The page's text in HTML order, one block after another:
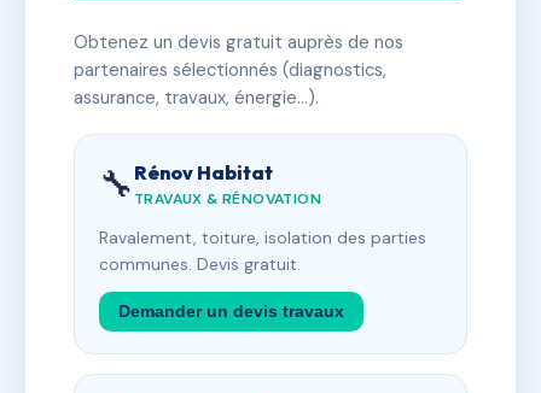
Obtenez un devis gratuit auprès de nos
partenaires sélectionnés (diagnostics,
assurance, travaux, énergie…).
🔧 Rénov Habitat
TRAVAUX & RÉNOVATION
Ravalement, toiture, isolation des parties
communes. Devis gratuit.
Demander un devis travaux